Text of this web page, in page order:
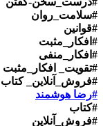
#سلامت_روان
#قوانین
#افکار_مثبت
#افکار_منفی
#تقویت_ افکار_مثبت
#فروش_آنلاین_ کتاب
#رضا هوشمند
#کتاب
#فروش_آنلاین